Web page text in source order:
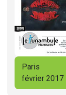
Paris
février 2017